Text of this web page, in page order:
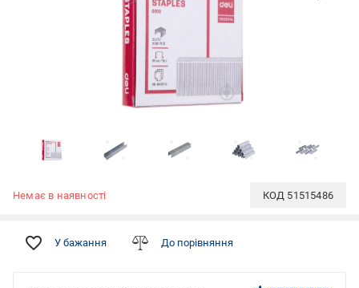
Немає в наявності КОД 51515486
У бажання До порівняння